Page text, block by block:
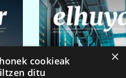
×
cookieak
ditu